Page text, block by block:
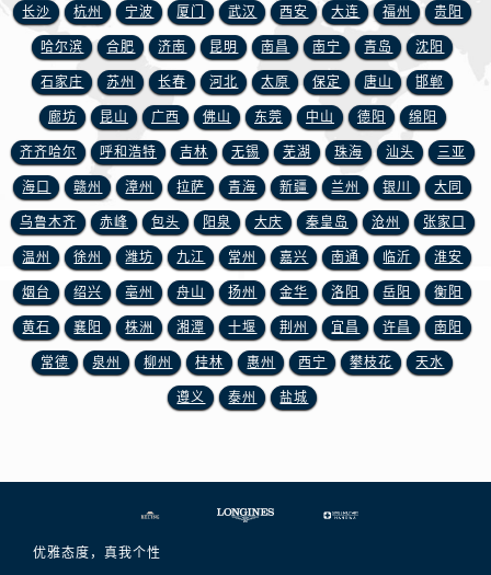
湖北省黄冈市黄州区赤壁大道浪琴售后服务中心（需提前预约）
湖北省黄石市黄石港区武汉路浪琴售后服务中心（需提前预约）
湖北省荆门市东宝中天街步行街浪琴售后服务中心（需提前预约）
湖北省荆州市荆州区荆中路浪琴售后服务中心（需提前预约）
湖北省十堰市茅箭区人民北路浪琴售后服务中心（需提前预约）
湖北省随州市曾都区青年路浪琴售后服务中心（需提前预约）
湖北省咸宁市咸安区长安大道浪琴售后服务中心（需提前预约）
湖北省襄阳市樊城区长虹路与人民路交叉口浪琴售后服务中心（需提前预约）
湖北省孝感市孝南区复兴大道浪琴售后服务中心（需提前预约）
湖北省宜昌市西陵区夷陵大道与港窑路浪琴售后服务中心（需提前预约）
湖南省常德市武陵区人民路浪琴售后服务中心（需提前预约）
湖南省郴州市北湖区国庆北路浪琴售后服务中心（需提前预约）
湖南省衡阳市雁峰区解放路浪琴售后服务中心（需提前预约）
长沙 杭州 宁波 厦门 武汉 西安 大连 福州 贵阳
哈尔滨 合肥 济南 昆明 南昌 南宁 青岛 沈阳
石家庄 苏州 长春 河北 太原 保定 唐山 邯郸
廊坊 昆山 广西 佛山 东莞 中山 德阳 绵阳
齐齐哈尔 呼和浩特 吉林 无锡 芜湖 珠海 汕头 三亚
海口 赣州 漳州 拉萨 青海 新疆 兰州 银川 大同
乌鲁木齐 赤峰 包头 阳泉 大庆 秦皇岛 沧州 张家口
温州 徐州 潍坊 九江 常州 嘉兴 南通 临沂 淮安
烟台 绍兴 亳州 舟山 扬州 金华 洛阳 岳阳 衡阳
黄石 襄阳 株洲 湘潭 十堰 荆州 宜昌 许昌 南阳
常德 泉州 柳州 桂林 惠州 西宁 攀枝花 天水
遵义 泰州 盐城
优雅态度，真我个性